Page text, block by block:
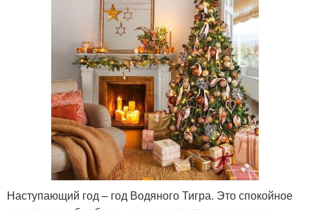
Наступающий год – год Водяного Тигра. Это спокойное